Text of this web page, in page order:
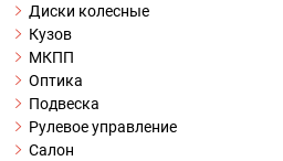
Диски колесные
Кузов
МКПП
Оптика
Подвеска
Рулевое управление
Салон